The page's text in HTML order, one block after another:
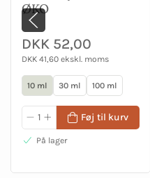
ØKO
DKK 52,00
DKK 41,60 ekskl. moms
10 ml 30 ml 100 ml
Føj til kurv
På lager